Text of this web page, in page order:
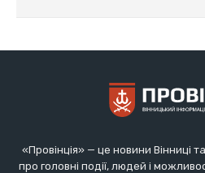
«Провінція» — це новини Вінниці
про головні події, людей і